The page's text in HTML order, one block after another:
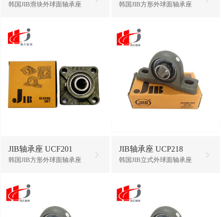
韩国JIB滑块外球面轴承座 韩国JIB方形外球面轴承座
JIB轴承座 UCF201
韩国JIB方形外球面轴承座
JIB轴承座 UCP218
韩国JIB立式外球面轴承座